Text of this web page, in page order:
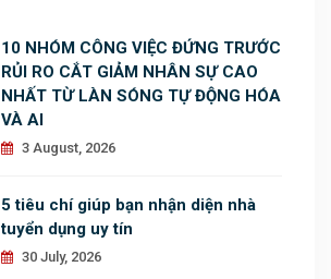
10 NHÓM CÔNG VIỆC ĐỨNG TRƯỚC
RỦI RO CẮT GIẢM NHÂN SỰ CAO
NHẤT TỪ LÀN SÓNG TỰ ĐỘNG HÓA
VÀ AI
3 August, 2026
5 tiêu chí giúp bạn nhận diện nhà
tuyển dụng uy tín
30 July, 2026